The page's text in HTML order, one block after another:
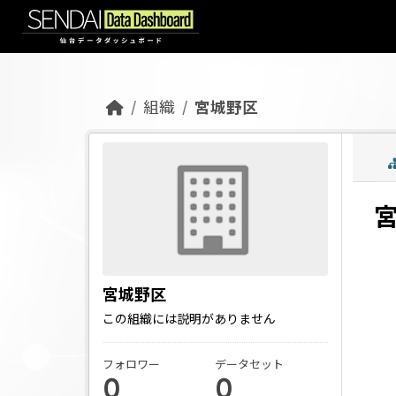
Skip to main content
組織 宮城野区
宮城野区
この組織には説明がありません
フォロワー
0
データセット
0